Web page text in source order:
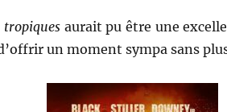
tropiquesaurait pu être une
un moment sympa sans